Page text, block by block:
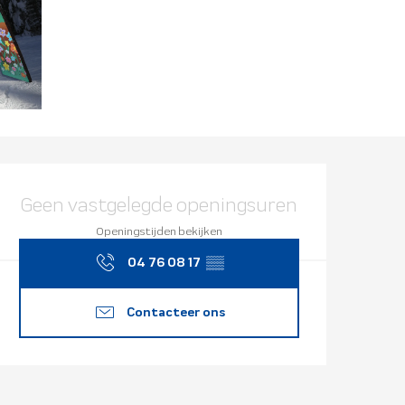
Geen vastgelegde openingsuren
Openingstijden bekijken
04 76 08 17 ▒▒
Contacteer ons